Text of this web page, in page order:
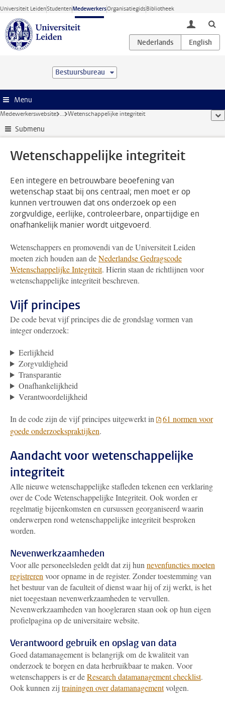
Ga direct naar de inhoud
Universiteit LeidenStudentenMedewerkersOrganisatiegidsBibliotheek
toggle
Bestuursbureau
Menu
Medewerkerswebsite ... Wetenschappelijke integriteit
Submenu
Wetenschappelijke integriteit
Een integere en betrouwbare beoefening van
wetenschap staat bij ons centraal; men moet er op
kunnen vertrouwen dat ons onderzoek op een
zorgvuldige, eerlijke, controleerbare, onpartijdige en
onafhankelijk manier wordt uitgevoerd.
Wetenschappers en promovendi van de Universiteit Leiden
moeten zich houden aan deNederlandse Gedragscode
Wetenschappelijke Integriteit. Hierin staan de richtlijnen voor
wetenschappelijke integriteit beschreven.
Vijf principes
De code bevat vijf principes die de grondslag vormen van
integer onderzoek:
Eerlijkheid
Zorgvuldigheid
Transparantie
Onafhankelijkheid
Verantwoordelijkheid
In de code zijn de vijf principes uitgewerkt in
61 normen voor
goede onderzoekspraktijken.
Aandacht voor wetenschappelijke
integriteit
Alle nieuwe wetenschappelijke stafleden tekenen een verklaring
over de Code Wetenschappelijke Integriteit. Ook worden er
regelmatig bijeenkomsten en cursussen georganiseerd waarin
onderwerpen rond wetenschappelijke integriteit besproken
worden.
Nevenwerkzaamheden
Voor alle personeelsleden geldt dat zij hun nevenfuncties moeten
registreren voor opname in de register. Zonder toestemming van
het bestuur van de faculteit of dienst waar hij of zij werkt, is het
niet toegestaan nevenwerkzaamheden te vervullen.
Nevenwerkzaamheden van hoogleraren staan ook op hun eigen
profielpagina op de universitaire website.
Verantwoord gebruik en opslag van data
Goed datamanagement is belangrijk om de kwaliteit van
onderzoek te borgen en data herbruikbaar te maken. Voor
wetenschappers is er deResearch datamanagement checklist.
Ook kunnen zij trainingen over datamanagementvolgen.